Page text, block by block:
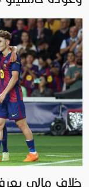
خلاف مالي